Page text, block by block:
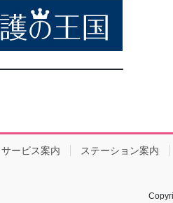
サービス案内 ステーション案内